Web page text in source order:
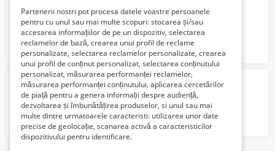
Matura Particular Galați 100% Reală.
100 Lei
MATURA frumoasa
Verifica cu vanzatorul
Partenerii nostri pot procesa datele voastre persoanele
pentru cu unul sau mai multe scopuri: stocarea și/sau
accesarea informațiilor de pe un dispozitiv, selectarea
reclamelor de bază, crearea unui profil de reclame
personalizate, selectarea reclamelor personalizate, crearea
unui profil de conținut personalizat, selectarea conținutului
personalizat, măsurarea performanței reclamelor,
măsurarea performanței conținutului, aplicarea cercetărilor
de piață pentru a genera informații despre audiență,
dezvoltarea și îmbunătățirea produselor, si unul sau mai
multe dintre urmatoarele caracteristi: utilizarea unor date
precise de geolocație, scanarea activă a caracteristicilor
dispozitivului pentru identificare.